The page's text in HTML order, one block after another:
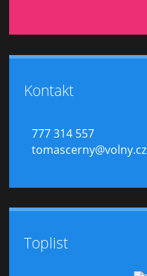
Kontakt
777 314 557
tomascerny@volny.cz
Toplist